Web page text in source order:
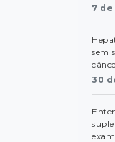
7
sem
30